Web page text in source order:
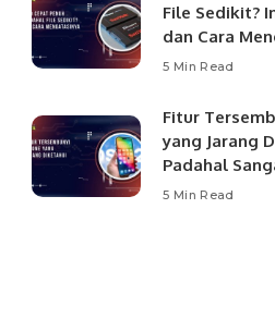
File Sedikit?
dan Cara
5 Min Read
Fitur
yang Jarang
Padahal
5 Min Read